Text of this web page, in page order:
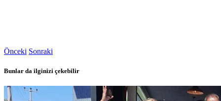
Önceki Sonraki
Bunlar da ilginizi çekebilir